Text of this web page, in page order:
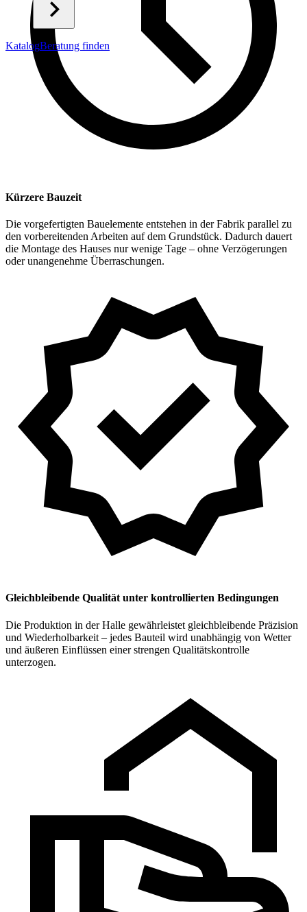
KatalogBeratung finden
Kürzere Bauzeit
Die vorgefertigten Bauelemente entstehen in der Fabrik parallel zu
den vorbereitenden Arbeiten auf dem Grundstück. Dadurch dauert
die Montage des Hauses nur wenige Tage – ohne Verzögerungen
oder unangenehme Überraschungen.
Gleichbleibende Qualität unter kontrollierten Bedingungen
Die Produktion in der Halle gewährleistet gleichbleibende Präzision
und Wiederholbarkeit – jedes Bauteil wird unabhängig von Wetter
und äußeren Einflüssen einer strengen Qualitätskontrolle
unterzogen.